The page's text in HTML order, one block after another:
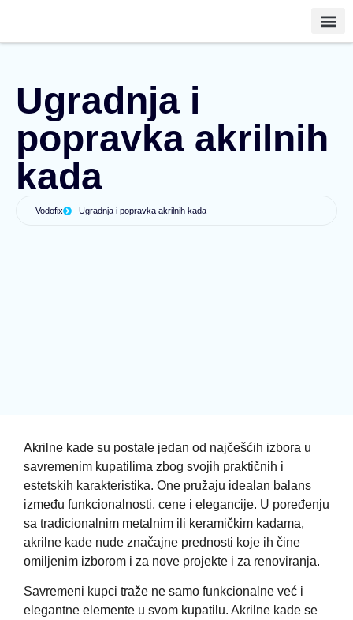
Vodofix Ugradnja i popravka akrilnih kada
Ugradnja i
popravka akrilnih
kada
Akrilne kade su postale jedan od najčešćih izbora u
savremenim kupatilima zbog svojih praktičnih i
estetskih karakteristika. One pružaju idealan balans
između funkcionalnosti, cene i elegancije. U poređenju
sa tradicionalnim metalnim ili keramičkim kadama,
akrilne kade nude značajne prednosti koje ih čine
omiljenim izborom i za nove projekte i za renoviranja.
Savremeni kupci traže ne samo funkcionalne već i
elegantne elemente u svom kupatilu. Akrilne kade se